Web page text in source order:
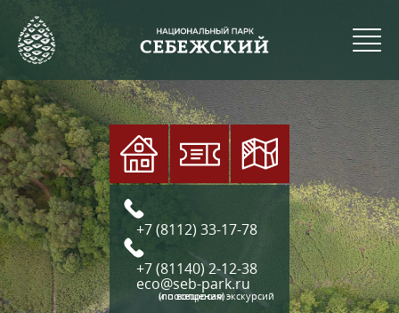
+7 (8112) 33-17-78
+7 (81140) 2-12-38
eco@seb-park.ru
(по вопросам экскурсий и посещения)